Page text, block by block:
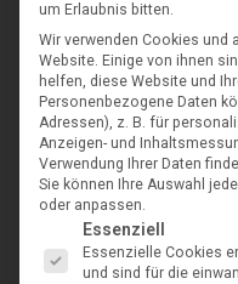
In den Warenkorb
um Erlaubnis bitten.
Wir verwenden Cookies und
Website. Einige von ihnen
helfen, diese Website und
Personenbezogene Daten
Adressen), z. B. für
Anzeigen- und
Verwendung Ihrer Daten
Sie können Ihre Auswahl
oder anpassen.
Es folgt eine Liste
Essenziell
Essenzielle Cookies
und sind für die